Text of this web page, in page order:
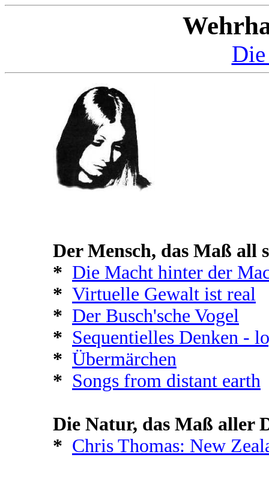
Der Mensch, das Maß all
* Die Macht hinter der
* Virtuelle Gewalt ist real
* Der Busch'sche Vogel
* Sequentielles Denken -
* Übermärchen
* Songs from distant earth
Die Natur, das Maß aller
* Chris Thomas: New